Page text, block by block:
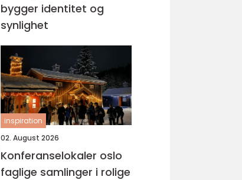
bygger identitet og
synlighet
inspiration
02. August 2026
Konferanselokaler oslo
faglige samlinger i rolige